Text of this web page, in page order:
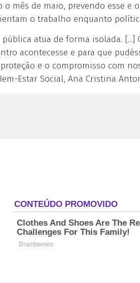
o mês de maio, prevendo esse e
o trabalho enquanto
atua de forma isolada.
acontecesse e para que
e o compromisso com
Estar Social, Ana Cristina